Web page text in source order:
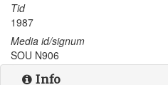
Tid
1987
Media id/signum
SOU N906
Info